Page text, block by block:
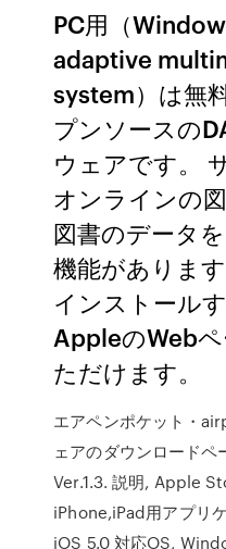
PC用（
adaptive
system）は無
プンソースの
ウェアです。
オンラインの
図書のデータ
機能がありま
インストール
AppleのWeb
ただけます。
エアペンポケット・
ェアのダウンロードペ
Ver.1.3. 説明, Apple
iPhone,iPad用アプリ
iOS 5.0 対応OS,